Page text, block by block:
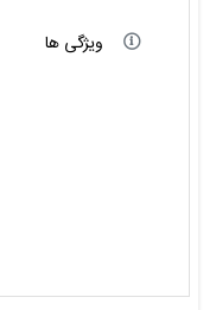
ویژگی ها